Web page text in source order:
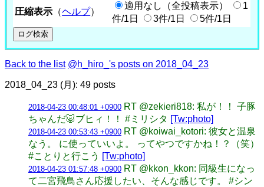
圧縮表示 （ヘルプ）
適用なし（全投稿表示）
1
件/1日
3件/1日 5件/1日
Back to the list @h_hiro_'s posts on 2018_04_23
2018_04_23 (月): 49 posts
2018-04-23 00:48:01 +0900 RT @zekieri818: 私が！！ 子豚
ちゃんだ🐷ブヒィ！！ #ミリシタ [Tw:photo]
2018-04-23 00:53:43 +0900 RT @koiwai_kotori: 彼女と温泉
なう。 に使っていいよ。 ってやつですかね！？（笑）
#ことりと行こう [Tw:photo]
2018-04-23 01:57:48 +0900 RT @kkon_kkon: 同級生になっ
て二宮飛鳥さん応援したい、そんな感じです。 #シン